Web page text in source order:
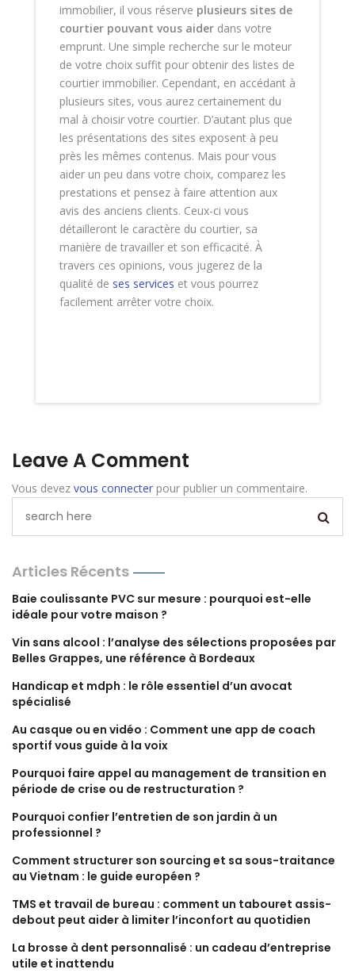
immobilier, il vous réserve plusieurs sites de
courtier pouvant vous aider dans votre
emprunt. Une simple recherche sur le moteur
de votre choix suffit pour obtenir des listes de
courtier immobilier. Cependant, en accédant à
plusieurs sites, vous aurez certainement du
mal à choisir votre courtier. D’autant plus que
les présentations des sites exposent à peu
près les mêmes contenus. Mais pour vous
aider un peu dans votre choix, comparez les
prestations et pensez à faire attention aux
avis des anciens clients. Ceux-ci vous
détailleront le caractère du courtier, sa
manière de travailler et son efficacité. À
travers ces opinions, vous jugerez de la
qualité de ses services et vous pourrez
facilement arrêter votre choix.
Leave A Comment
Vous devez vous connecter pour publier un commentaire.
Articles Récents
Baie coulissante PVC sur mesure : pourquoi est-elle
idéale pour votre maison ?
Vin sans alcool : l’analyse des sélections proposées par
Belles Grappes, une référence à Bordeaux
Handicap et mdph : le rôle essentiel d’un avocat
spécialisé
Au casque ou en vidéo : Comment une app de coach
sportif vous guide à la voix
Pourquoi faire appel au management de transition en
période de crise ou de restructuration ?
Pourquoi confier l’entretien de son jardin à un
professionnel ?
Comment structurer son sourcing et sa sous-traitance
au Vietnam : le guide européen ?
TMS et travail de bureau : comment un tabouret assis-
debout peut aider à limiter l’inconfort au quotidien
La brosse à dent personnalisé : un cadeau d’entreprise
utile et inattendu